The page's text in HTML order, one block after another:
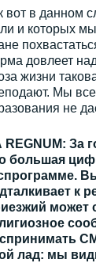
вот в данном
и которых
довлеет
жизни
Мы все
не
REGNUM: За
большая
к
может
лад: мы